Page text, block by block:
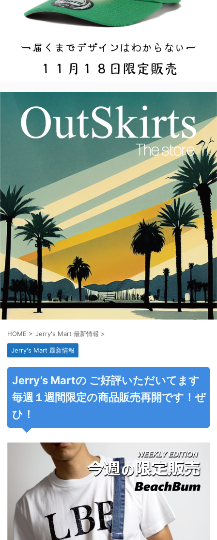
HOME > Jerry's Mart 最新情報 >
Jerry's Mart 最新情報
Jerry’s Martの ご好評いただいてます
毎週１週間限定の商品販売再開です！ぜ
ひ！